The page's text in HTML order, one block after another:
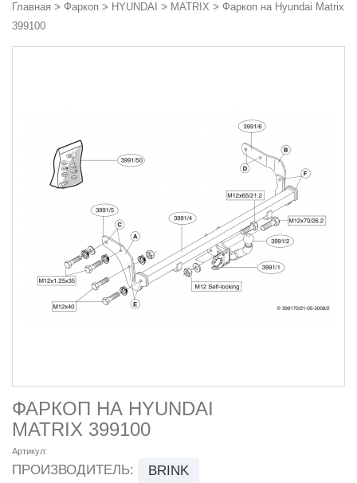
Главная > Фаркоп > HYUNDAI > MATRIX > Фаркоп на Hyundai Matrix
399100
ФАРКОП НА HYUNDAI
MATRIX 399100
Артикул:
ПРОИЗВОДИТЕЛЬ: BRINK